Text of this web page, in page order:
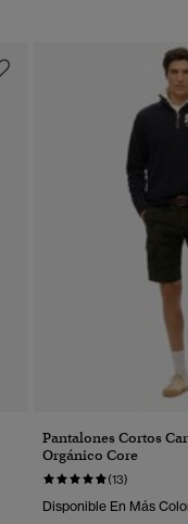
Pantalones Cortos
Orgánico Core
(13)
Disponible En Más